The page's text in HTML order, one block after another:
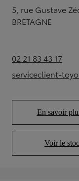
5, rue Gustave
BRETAGNE
02 21 83 43 17
(Opens in
serviceclient-
En savoir
Voir le